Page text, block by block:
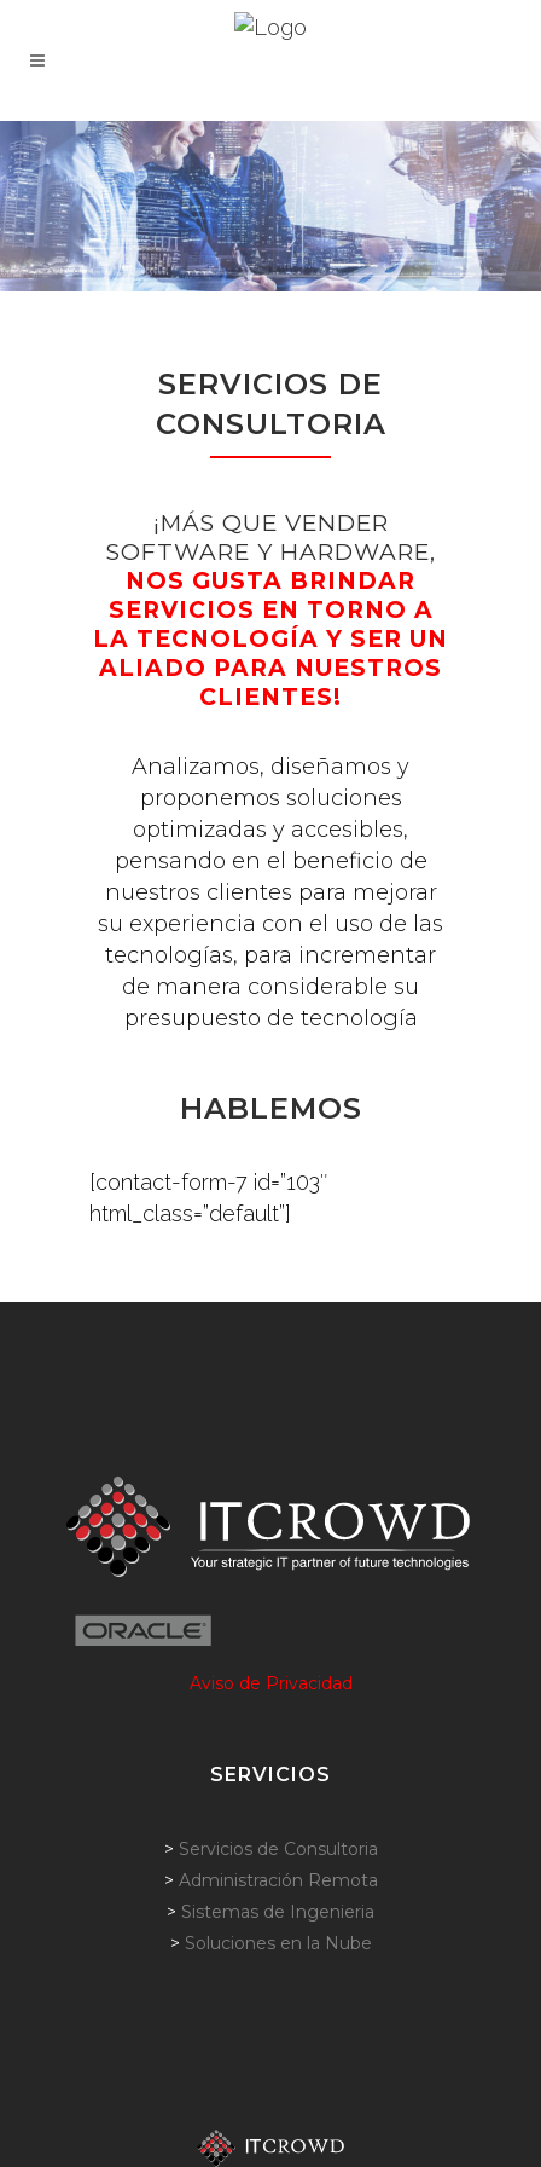
SERVICIOS DE
CONSULTORIA
¡MÁS QUE VENDER
SOFTWARE Y HARDWARE,
NOS GUSTA BRINDAR
SERVICIOS EN TORNO A
LA TECNOLOGÍA Y SER UN
ALIADO PARA NUESTROS
CLIENTES!
Analizamos, diseñamos y
proponemos soluciones
optimizadas y accesibles,
pensando en el beneficio de
nuestros clientes para mejorar
su experiencia con el uso de las
tecnologías, para incrementar
de manera considerable su
presupuesto de tecnología
HABLEMOS
[contact-form-7 id=”103″
html_class=”default”]
Aviso de Privacidad
SERVICIOS
> Servicios de Consultoria
> Administración Remota
> Sistemas de Ingenieria
> Soluciones en la Nube